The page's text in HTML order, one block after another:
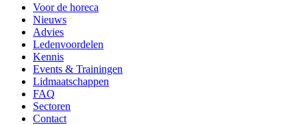
Voor de horeca
Nieuws
Advies
Ledenvoordelen
Kennis
Events & Trainingen
Lidmaatschappen
FAQ
Sectoren
Contact